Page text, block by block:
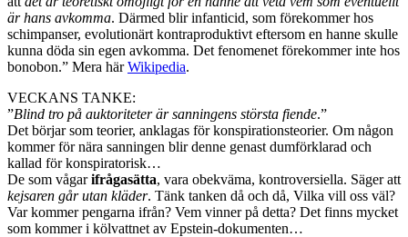
är hans avkomma. Därmed blir infanticid, som förekommer hos
schimpanser, evolutionärt kontraproduktivt eftersom en hanne skulle
kunna döda sin egen avkomma. Det fenomenet förekommer inte hos
bonobon.” Mera härWikipedia.
VECKANS TANKE:
”Blind tro på auktoriteter är sanningens största fiende.”
Det börjar som teorier, anklagas för konspirationsteorier. Om någon
kommer för nära sanningen blir denne genast dumförklarad och
kallad för konspiratorisk…
De som vågarifrågasätta, vara obekväma, kontroversiella. Säger att
kejsaren går utan kläder. Tänk tanken då och då, Vilka vill oss väl?
Var kommer pengarna ifrån? Vem vinner på detta? Det finns mycket
som kommer i kölvattnet av Epstein-dokumenten…